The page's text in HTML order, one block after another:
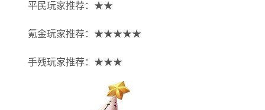
平民玩家推荐：★★
氪金玩家推荐：★★★★★
手残玩家推荐：★★★